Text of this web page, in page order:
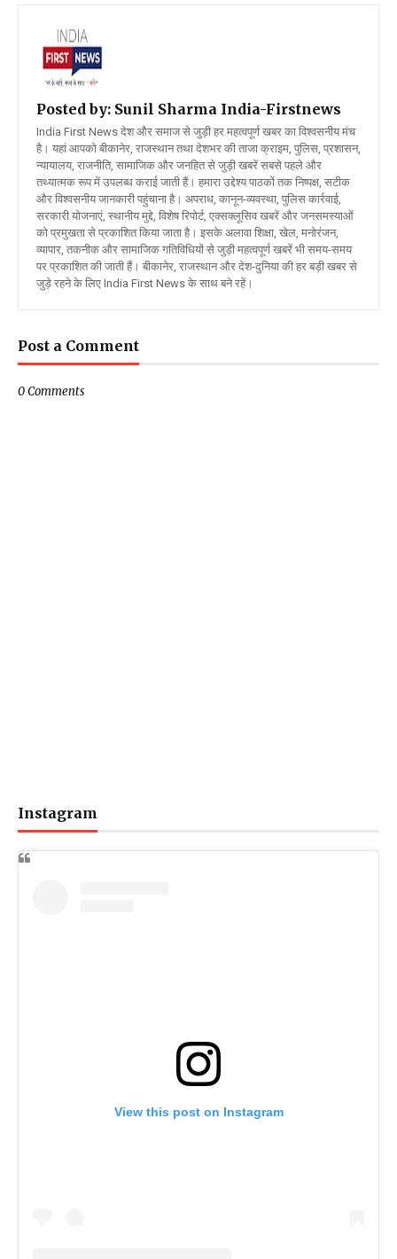
Posted by: Sunil Sharma India-Firstnews
India First News देश और समाज से जुड़ी हर महत्वपूर्ण खबर का विश्वसनीय मंच
है। यहां आपको बीकानेर, राजस्थान तथा देशभर की ताजा क्राइम, पुलिस, प्रशासन,
न्यायालय, राजनीति, सामाजिक और जनहित से जुड़ी खबरें सबसे पहले और
तथ्यात्मक रूप में उपलब्ध कराई जाती हैं। हमारा उद्देश्य पाठकों तक निष्पक्ष, सटीक
और विश्वसनीय जानकारी पहुंचाना है। अपराध, कानून-व्यवस्था, पुलिस कार्रवाई,
सरकारी योजनाएं, स्थानीय मुद्दे, विशेष रिपोर्ट, एक्सक्लूसिव खबरें और जनसमस्याओं
को प्रमुखता से प्रकाशित किया जाता है। इसके अलावा शिक्षा, खेल, मनोरंजन,
व्यापार, तकनीक और सामाजिक गतिविधियों से जुड़ी महत्वपूर्ण खबरें भी समय-समय
पर प्रकाशित की जाती हैं। बीकानेर, राजस्थान और देश-दुनिया की हर बड़ी खबर से
जुड़े रहने के लिए India First News के साथ बने रहें।
Post a Comment
0 Comments
Instagram
View this post on Instagram